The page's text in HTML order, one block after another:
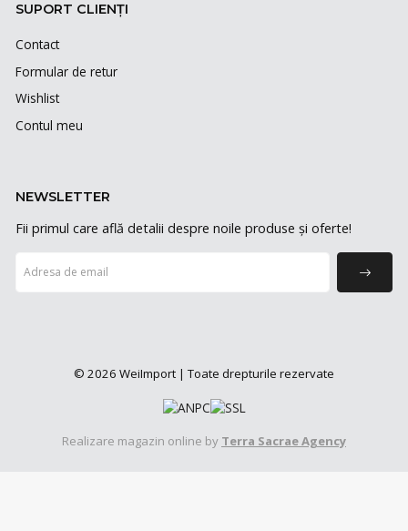
SUPORT CLIENȚI
Contact
Formular de retur
Wishlist
Contul meu
NEWSLETTER
Fii primul care află detalii despre noile produse și oferte!
© 2026 WeiImport | Toate drepturile rezervate
Realizare magazin online by Terra Sacrae Agency